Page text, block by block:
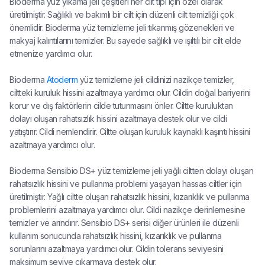
üretilmiştir. Sağlıklı ve bakımlı bir cilt için düzenli cilt temizliği çok
önemlidir. Bioderma yüz temizleme jeli tıkanmış gözenekleri ve
makyaj kalıntılarını temizler. Bu sayede sağlıklı ve ışıltılı bir cilt elde
etmenize yardımcı olur.
Bioderma Atoderm yüz temizleme jeli cildinizi nazikçe temizler,
ciltteki kuruluk hissini azaltmaya yardımcı olur. Cildin doğal bariyerini
korur ve dış faktörlerin cilde tutunmasını önler. Ciltte kuruluktan
dolayı oluşan rahatsızlık hissini azaltmaya destek olur ve cildi
yatıştırır. Cildi nemlendirir. Ciltte oluşan kuruluk kaynaklı kaşıntı hissini
azaltmaya yardımcı olur.
Bioderma Sensibio DS+ yüz temizleme jeli yağlı ciltten dolayı oluşan
rahatsızlık hissini ve pullanma problemi yaşayan hassas ciltler için
üretilmiştir. Yağlı ciltte oluşan rahatsızlık hissini, kızarıklık ve pullanma
problemlerini azaltmaya yardımcı olur. Cildi nazikçe derinlemesine
temizler ve arındırır. Sensibio DS+ serisi diğer ürünleri ile düzenli
kullanım sonucunda rahatsızlık hissini, kızarıklık ve pullanma
sorunlarını azaltmaya yardımcı olur. Cildin tolerans seviyesini
maksimum seviye çıkarmaya destek olur.